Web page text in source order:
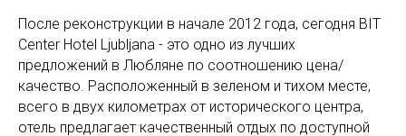
После реконструкции в начале 2012 года, сегодня BIT
Center Hotel Ljubljana - это одно из лучших
предложений в Любляне по соотношению цена/
качество. Расположенный в зеленом и тихом месте,
всего в двух километрах от исторического центра,
отель предлагает качественный отдых по доступной